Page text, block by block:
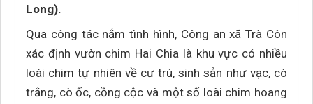
Long).
Qua công tác nắm tình hình, Công an xã Trà Côn
xác định vườn chim Hai Chia là khu vực có nhiều
loài chim tự nhiên về cư trú, sinh sản như vạc, cò
trắng, cò ốc, cồng cộc và một số loài chim hoang